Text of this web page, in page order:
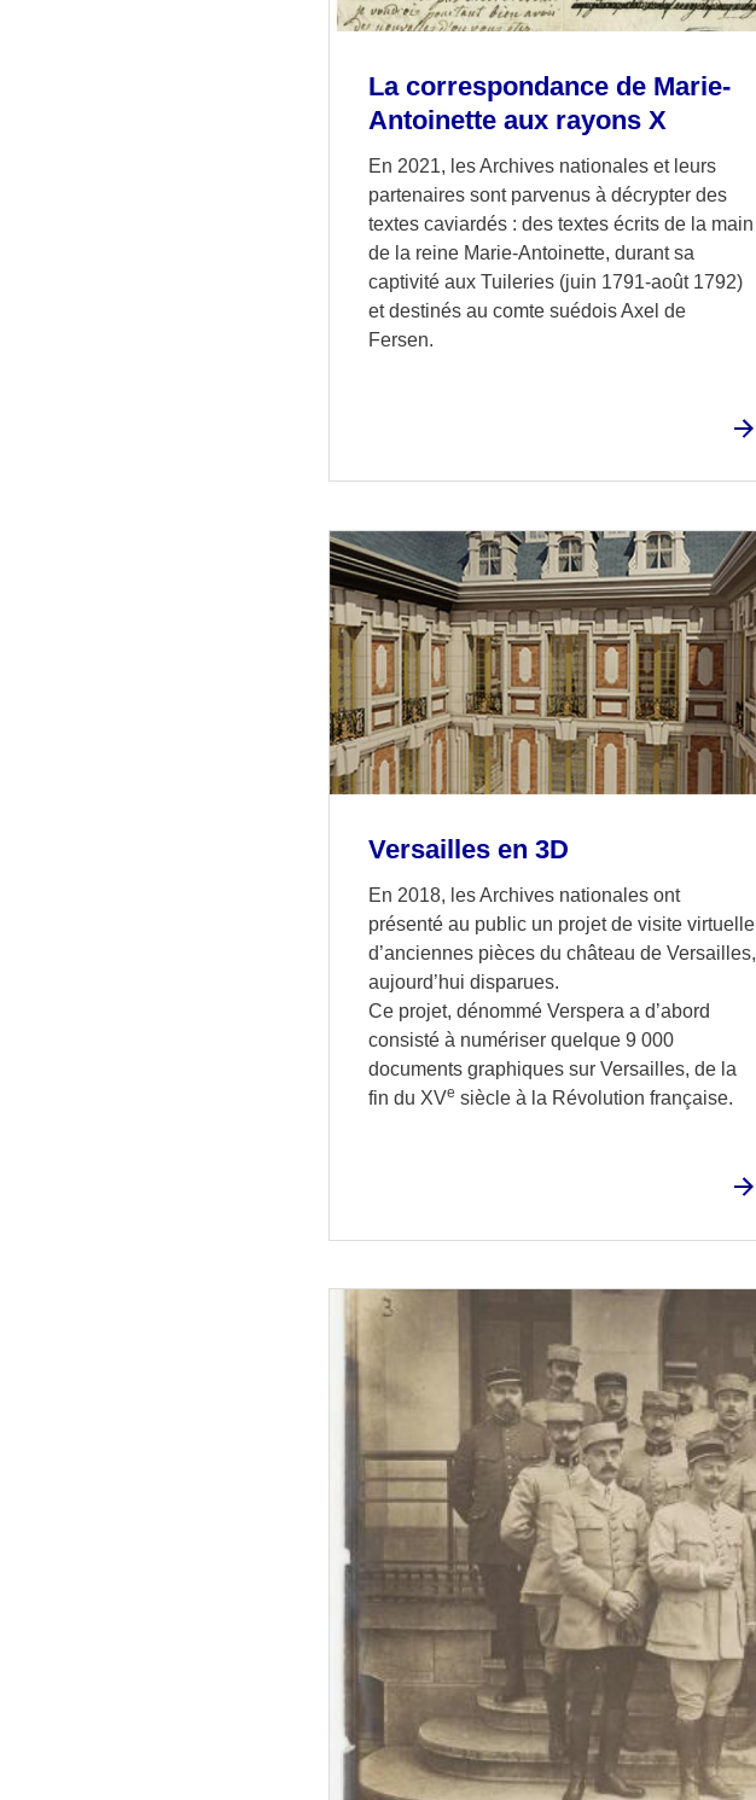
La correspondance de Marie-
Antoinette aux rayons X
En 2021, les Archives nationales et leurs
partenaires sont parvenus à décrypter des
textes caviardés : des textes écrits de la main
de la reine Marie-Antoinette, durant sa
captivité aux Tuileries (juin 1791-août 1792)
et destinés au comte suédois Axel de
Fersen.
Versailles en 3D
En 2018, les Archives nationales ont
présenté au public un projet de visite virtuelle
d’anciennes pièces du château de Versailles,
aujourd’hui disparues.
Ce projet, dénommé Verspera a d’abord
consisté à numériser quelque 9 000
documents graphiques sur Versailles, de la
fin du XVe siècle à la Révolution française.